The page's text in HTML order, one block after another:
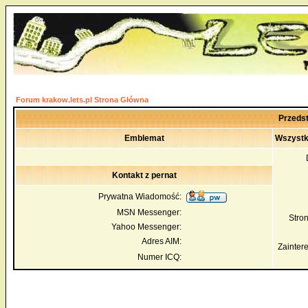
Forum krakow.lets.pl Strona Główna
Emblemat
Kontakt z pernat
Prywatna Wiadomość:
MSN Messenger:
Yahoo Messenger:
Adres AIM:
Numer ICQ: